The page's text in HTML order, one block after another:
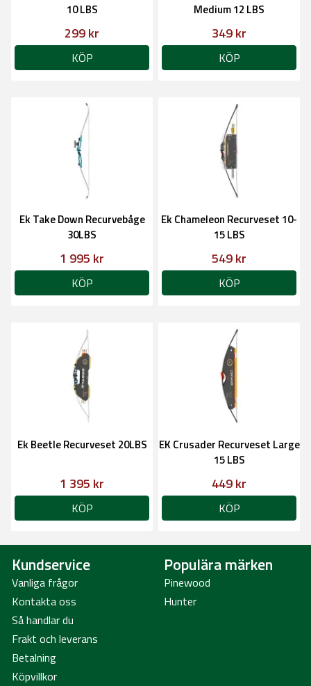
10 LBS
299 kr
KÖP
Medium 12 LBS
349 kr
KÖP
Ek Take Down Recurvebåge
30LBS
1 995 kr
KÖP
Ek Chameleon Recurveset 10-
15 LBS
549 kr
KÖP
Ek Beetle Recurveset 20LBS
1 395 kr
KÖP
EK Crusader Recurveset Large
15 LBS
449 kr
KÖP
Kundservice
Vanliga frågor
Kontakta oss
Så handlar du
Frakt och leverans
Betalning
Köpvillkor
Populära märken
Pinewood
Hunter